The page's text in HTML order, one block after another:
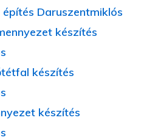
Daruszentmiklós
készítés
készítés
készítés